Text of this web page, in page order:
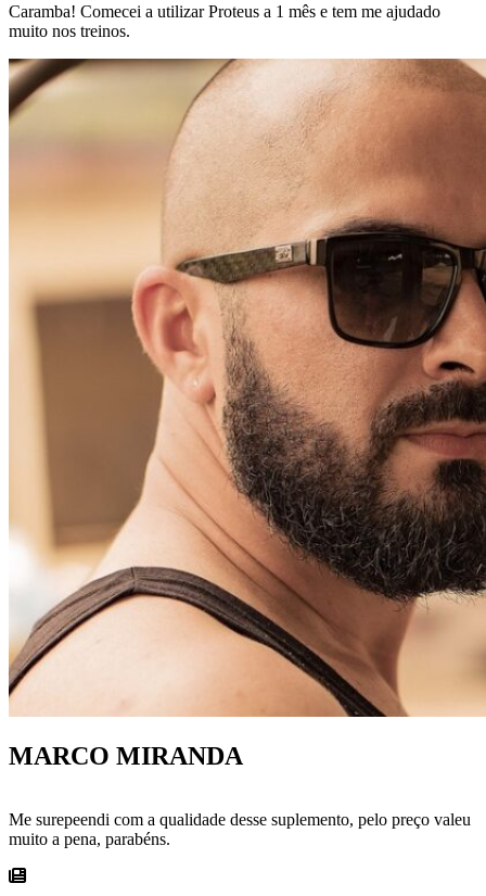
Caramba! Comecei a utilizar Proteus a 1 mês e tem me ajudado
muito nos treinos.
MARCO MIRANDA
Me surepeendi com a qualidade desse suplemento, pelo preço valeu
muito a pena, parabéns.